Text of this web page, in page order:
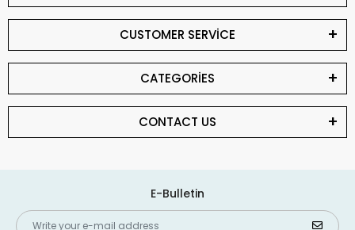
CUSTOMER SERVİCE
CATEGORİES
CONTACT US
E-Bulletin